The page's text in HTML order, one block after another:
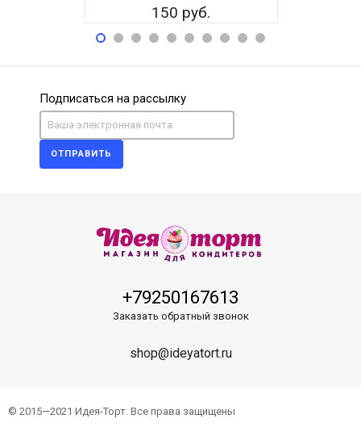
150 руб.
Подписаться на рассылку
ОТПРАВИТЬ
+79250167613
Заказать обратный звонок
shop@ideyatort.ru
© 2015—2021 Идея-Торт. Все права защищены